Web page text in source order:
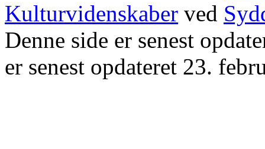
Kulturvidenskaber ved
Denne side er senest
er senest opdateret 23.